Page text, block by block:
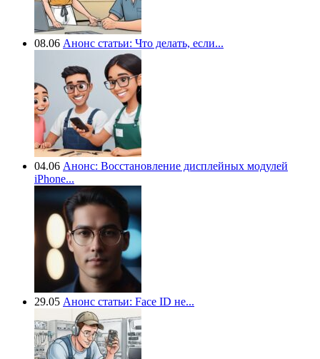
08.06 Анонс статьи: Что делать, если...
04.06 Анонс: Восстановление дисплейных модулей
iPhone...
29.05 Анонс статьи: Face ID не...